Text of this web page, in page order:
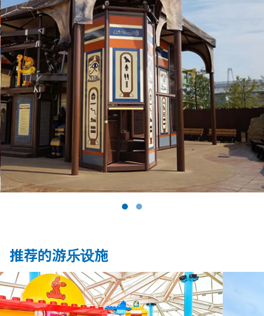
推荐的游乐设施